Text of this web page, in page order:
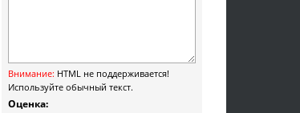
Внимание: HTML не поддерживается!
Используйте обычный текст.
Оценка: